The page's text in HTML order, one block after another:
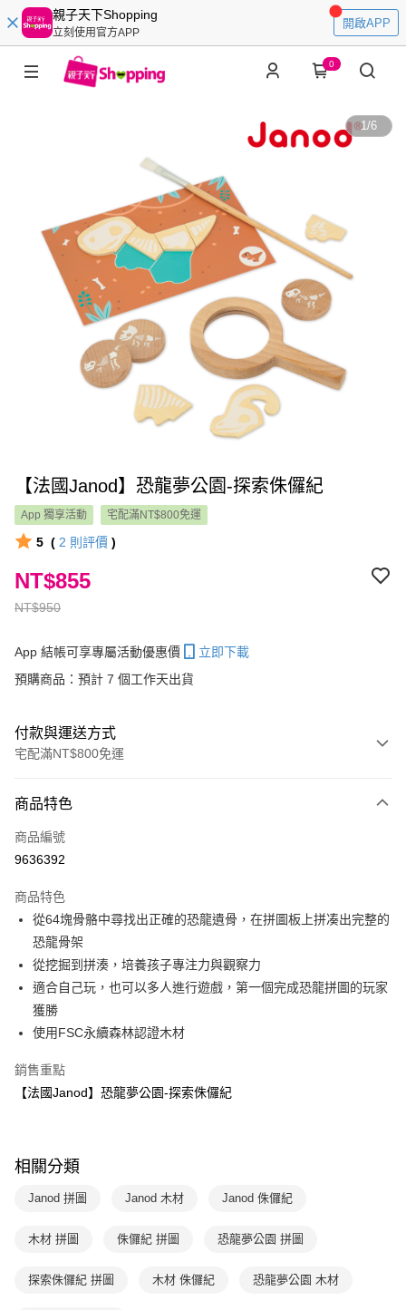
親子天下Shopping
立刻使用官方APP
開啟APP
0
1/6
【法國Janod】恐龍夢公園-探索侏儸紀
App 獨享活動 宅配滿NT$800免運
5 ( 2 則評價 )
NT$950
NT$855
App 結帳可享專屬活動優惠價
立即下載
預購商品：預計 7 個工作天出貨
付款與運送方式
宅配滿NT$800免運
信用卡一次付款
LINE Pay
大哥付你分期
相關說明
【大哥付你分期使用說明】
1.本服務由台灣大哥大提供，台灣大哥大用戶可立即使用無須另外申請。
2.付款方式選擇「大哥付你分期」，訂單成立後會自動跳轉到大哥付的交易
流程，驗證手機門號後，選擇欲分期的期數、繳款截止日，確認付款後即完
3.實際核准額度、可分期數及費用金額請依後續交易確認頁面所載為準。
消。如遇「轉專審核」未通過狀況，表示未達大哥付你分期系統評分，恕無
法說明評估內容。
帳／街口支付／iPASS MONEY」等通路繳費。
【注意事項】
用戶於交易時，得透過本服務購買商品或服務，並由商店將買賣／分期付款
資料（包含姓名、電話或地址）提供予台灣大哥大進項蒐集、處理及利用，
AFTEE先享後付
相關說明
【關於「AFTEE先享後付」】
AFTEE先享後付是「在收到商品之後才付款」的支付方式。 讓您購物簡單
１．簡單：不需註冊會員、不需綁卡、不需儲值。
２．便利：只要手機號碼，簡訊認證，即可結帳。
３．安心：先確認商品／服務後，再付款。
結帳頁面，進行簡訊認證並確認金額後，即可完成結帳。
２．訂單成立數日內，您將收到繳費通知簡訊。
３．收到繳費通知簡訊後14天內，點擊此簡訊中的連結，可透過四大超商／
購買商品的店家。未經商家同意取消之訂單仍視為有效，需透過AFTEE先享
※ 交易是否成功請以「AFTEE先享後付 」之結帳頁面顯示為準，若有關於
ATM付款
運送方式
國內宅配/郵寄 (不適用離島、海外及郵局i郵箱)
商品特色
商品編號
9636392
商品特色
從64塊骨骼中尋找出正確的恐龍遺骨，在拼圖板上拼凑出完整的
恐龍骨架
從挖掘到拼湊，培養孩子專注力與觀察力
適合自己玩，也可以多人進行遊戲，第一個完成恐龍拼圖的玩家
獲勝
使用FSC永續森林認證木材
銷售重點
【法國Janod】恐龍夢公園-探索侏儸紀
相關分類
Janod 拼圖 Janod 木材 Janod 侏儸紀
木材 拼圖 侏儸紀 拼圖 恐龍夢公園 拼圖
探索侏儸紀 拼圖 木材 侏儸紀 恐龍夢公園 木材